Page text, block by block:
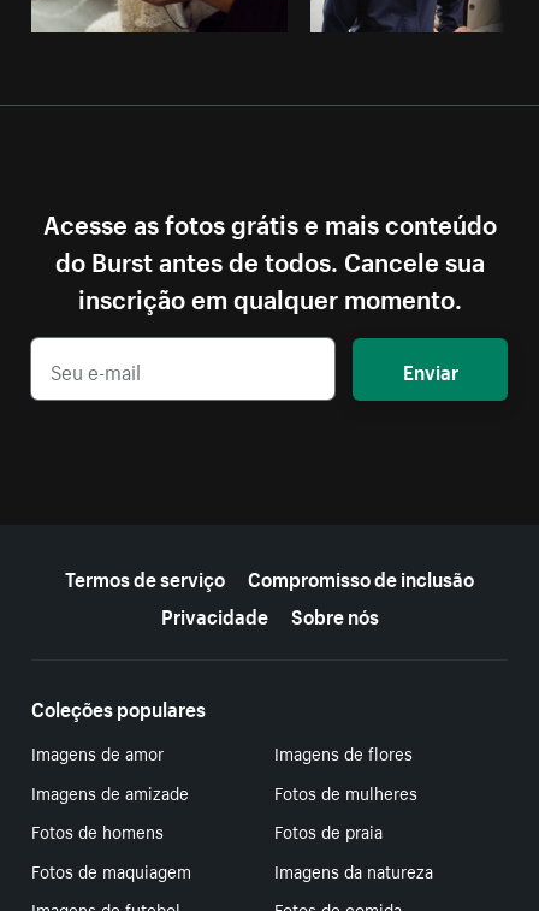
Acesse as fotos grátis e mais conteúdo
do Burst antes de todos. Cancele sua
inscrição em qualquer momento.
Enviar
Termos de serviço
Compromisso de inclusão
Privacidade
Sobre nós
Coleções populares
Imagens de amor
Imagens de flores
Imagens de amizade
Fotos de mulheres
Fotos de homens
Fotos de praia
Fotos de maquiagem
Imagens da natureza